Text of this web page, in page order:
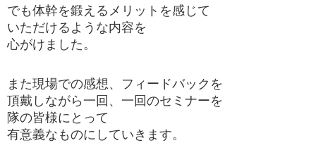
でも体幹を鍛えるメリットを感じて
いただけるような内容を
心がけました。
また現場での感想、フィードバックを
頂戴しながら一回、一回のセミナーを
隊の皆様にとって
有意義なものにしていきます。